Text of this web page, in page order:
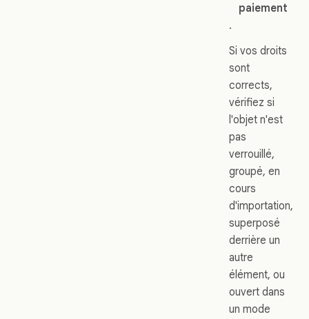
paiement
.
Si vos droits
sont
corrects,
vérifiez si
l'objet n'est
pas
verrouillé,
groupé, en
cours
d'importation,
superposé
derrière un
autre
élément, ou
ouvert dans
un mode